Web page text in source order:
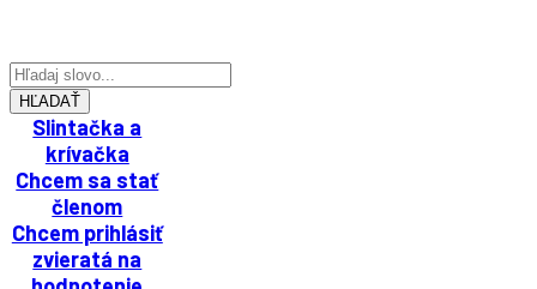
HĽADAŤ
Slintačka a
krívačka
Chcem sa stať
členom
Chcem prihlásiť
zvieratá na